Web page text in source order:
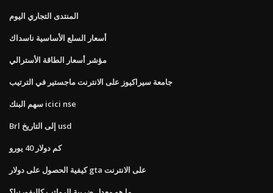
المنتدى التجاري اليوم
أسعار السلع الأساسية ناسداك
مؤشر أسعار الطاقة الأسترالي
جامعة سيراكيوز على الانترنت ماجستير في الترتيب
سهم البنك icici nse
Brl إلى التاريخ usd
كم دولار 40 يورو
كيفية الحصول على دولار gta على الانترنت